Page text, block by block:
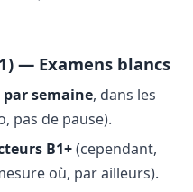
— Examens blancs
semaine, dans les
pas de pause).
B1+(cependant,
où, par ailleurs).